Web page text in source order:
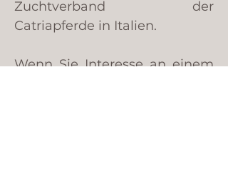
Zuchtverband der
Catriapferde in Italien.
Wenn Sie Interesse an einem